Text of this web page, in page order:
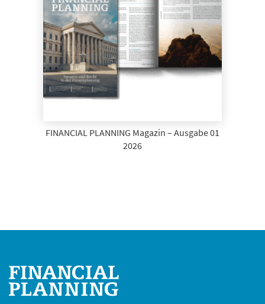
FINANCIAL PLANNING Magazin – Ausgabe 01
2026